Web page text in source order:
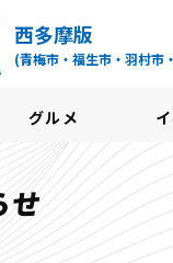
街プレ -東
西多摩版
(青梅市・福生市・羽村市
グルメ
せ